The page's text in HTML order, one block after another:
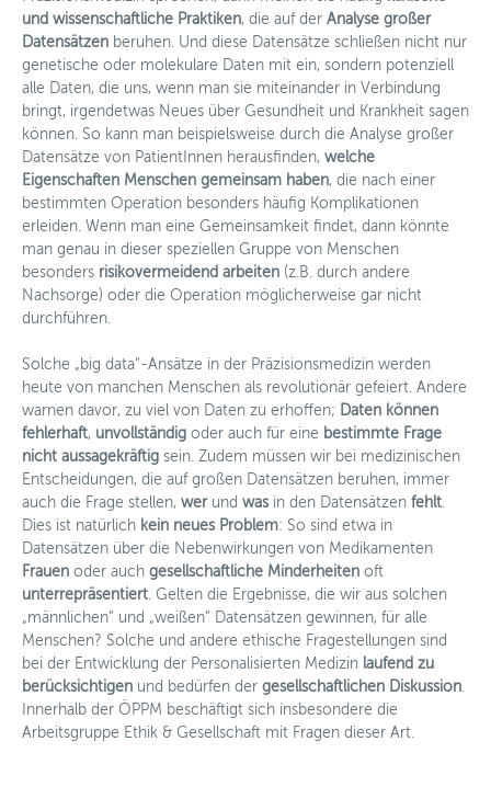
und wissenschaftliche Praktiken, die auf der Analyse großer
Datensätzen beruhen. Und diese Datensätze schließen nicht nur
genetische oder molekulare Daten mit ein, sondern potenziell
alle Daten, die uns, wenn man sie miteinander in Verbindung
bringt, irgendetwas Neues über Gesundheit und Krankheit sagen
können. So kann man beispielsweise durch die Analyse großer
Datensätze von PatientInnen herausfinden, welche
Eigenschaften Menschen gemeinsam haben, die nach einer
bestimmten Operation besonders häufig Komplikationen
erleiden. Wenn man eine Gemeinsamkeit findet, dann könnte
man genau in dieser speziellen Gruppe von Menschen
besonders risikovermeidend arbeiten (z.B. durch andere
Nachsorge) oder die Operation möglicherweise gar nicht
durchführen.
Solche „big data“-Ansätze in der Präzisionsmedizin werden
heute von manchen Menschen als revolutionär gefeiert. Andere
warnen davor, zu viel von Daten zu erhoffen; Daten können
fehlerhaft, unvollständig oder auch für eine bestimmte Frage
nicht aussagekräftig sein. Zudem müssen wir bei medizinischen
Entscheidungen, die auf großen Datensätzen beruhen, immer
auch die Frage stellen, werund was in den Datensätzen fehlt
Dies ist natürlich kein neues Problem: So sind etwa in
Datensätzen über die Nebenwirkungen von Medikamenten
Frauen oder auch gesellschaftliche Minderheiten oft
unterrepräsentiert . Gelten die Ergebnisse, die wir aus solchen
„männlichen“ und „weißen“ Datensätzen gewinnen, für alle
Menschen? Solche und andere ethische Fragestellungen sind
bei der Entwicklung der Personalisierten Medizin laufend zu
berücksichtigen und bedürfen der gesellschaftlichen Diskussion
Innerhalb der ÖPPM beschäftigt sich insbesondere die
Arbeitsgruppe Ethik & Gesellschaft mit Fragen dieser Art.